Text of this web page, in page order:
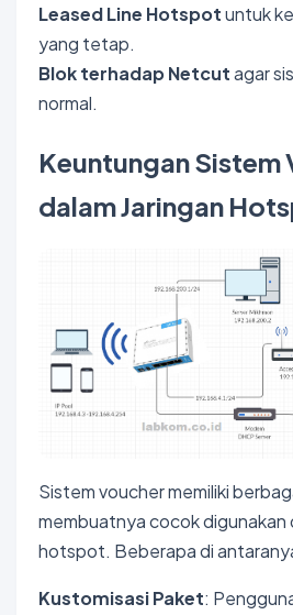
Leased Line Hotspotuntuk
yang tetap.
Blok terhadap Netcutagar
normal.
Keuntungan Sistem
dalam Jaringan
Sistem voucher memiliki
membuatnya cocok digunakan
hotspot. Beberapa di
Kustomisasi Paket: